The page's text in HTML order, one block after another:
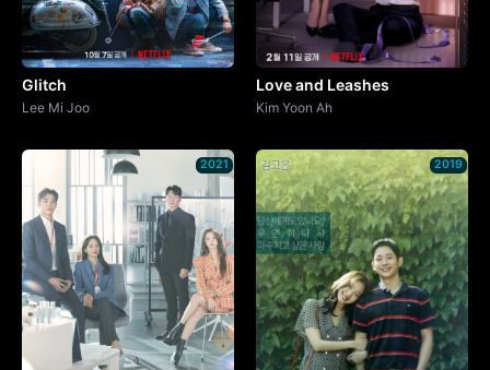
Glitch
Lee Mi Joo
Love and Leashes
Kim Yoon Ah
2021 2019